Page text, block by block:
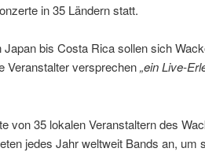
in 35 Ländern statt.
bis Costa Rica sollen sich
Veranstalter versprechen„ein Live-
von 35 lokalen Veranstaltern des
jedes Jahr weltweit Bands an, um